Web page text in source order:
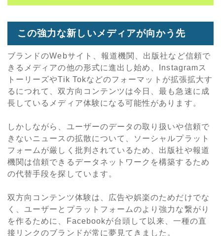
この強力な新しいメディアが向かう先
ブランドのWebサイト、報道機関、出版社など信頼で
きるメディアの他の形式に進出し始め、Instagramス
トーリーズやTik Tokなどのフォーマットが拡張拡大す
るにつれて、双方向コンテンツは今日、最も急速に成
長しているメディア体験になる可能性があります。
しかしながら、ユーザーのデータの取り扱いや信頼で
きないニュースの拡散について、ソーシャルプラット
フォームが厳しく批判されているため、出版社や報道
機関は信頼できるデータネットワークを構築するため
の代替手段を探しています。
双方向コンテンツ体験は、広告や娯楽のためだけでな
く、ユーザーとプラットフォームのより強力な繋がり
を作るために、Facebookが台頭して以来、一種の直
接リンクのブランドが常に夢見てきました。